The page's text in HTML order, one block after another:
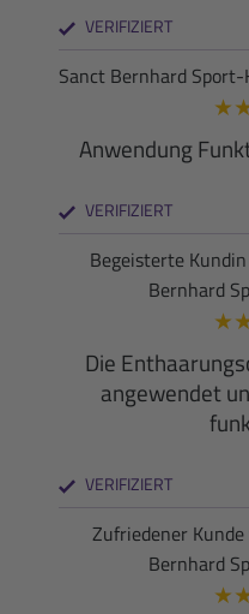
VERIFIZIERT
Sanct Bernhard Sport-
★
Anwendung
VERIFIZIERT
Begeisterte
Bernhard
★
Die
angewendet
VERIFIZIERT
Zufriedener
Bernhard
★